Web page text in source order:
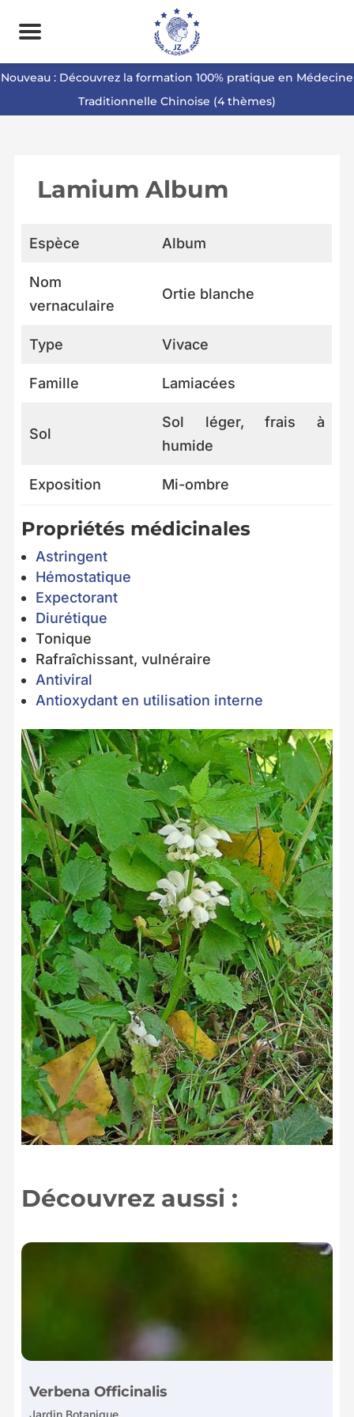
Nouveau : Découvrez la formation 100% pratique en Médecine
Traditionnelle Chinoise (4 thèmes)
Lamium Album
Espèce Album
Nom
vernaculaire
Ortie blanche
Type Vivace
Famille Lamiacées
Sol
Sol léger, frais à
humide
Exposition Mi-ombre
Propriétés médicinales
Astringent
Hémostatique
Expectorant
Diurétique
Tonique
Rafraîchissant, vulnéraire
Antiviral
Antioxydant en utilisation interne
Découvrez aussi :
Verbena Officinalis